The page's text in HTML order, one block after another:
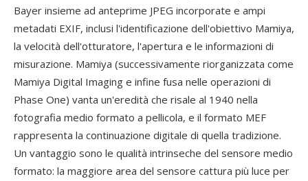
Bayer insieme ad anteprime JPEG incorporate e ampi
metadati EXIF, inclusi l'identificazione dell'obiettivo Mamiya,
la velocità dell'otturatore, l'apertura e le informazioni di
misurazione. Mamiya (successivamente riorganizzata come
Mamiya Digital Imaging e infine fusa nelle operazioni di
Phase One) vanta un'eredità che risale al 1940 nella
fotografia medio formato a pellicola, e il formato MEF
rappresenta la continuazione digitale di quella tradizione.
Un vantaggio sono le qualità intrinseche del sensore medio
formato: la maggiore area del sensore cattura più luce per